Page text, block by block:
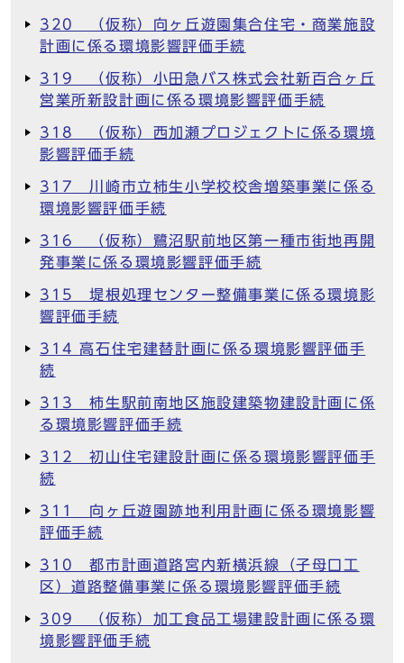
320 （仮称）向ヶ丘遊園集合住宅・商業施設
計画に係る環境影響評価手続
319 （仮称）小田急バス株式会社新百合ヶ丘
営業所新設計画に係る環境影響評価手続
318 （仮称）西加瀬プロジェクトに係る環境
影響評価手続
317 川崎市立柿生小学校校舎増築事業に係る
環境影響評価手続
316 （仮称）鷺沼駅前地区第一種市街地再開
発事業に係る環境影響評価手続
315 堤根処理センター整備事業に係る環境影
響評価手続
314 高石住宅建替計画に係る環境影響評価手
続
313 柿生駅前南地区施設建築物建設計画に係
る環境影響評価手続
312 初山住宅建設計画に係る環境影響評価手
続
311 向ヶ丘遊園跡地利用計画に係る環境影響
評価手続
310 都市計画道路宮内新横浜線（子母口工
区）道路整備事業に係る環境影響評価手続
309 （仮称）加工食品工場建設計画に係る環
境影響評価手続